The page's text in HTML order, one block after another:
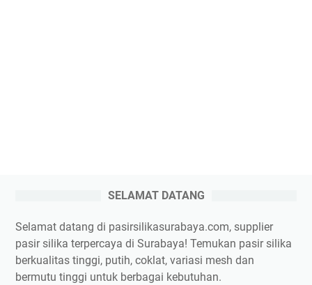
SELAMAT DATANG
Selamat datang di pasirsilikasurabaya.com, supplier
pasir silika terpercaya di Surabaya! Temukan pasir silika
berkualitas tinggi, putih, coklat, variasi mesh dan
bermutu tinggi untuk berbagai kebutuhan.